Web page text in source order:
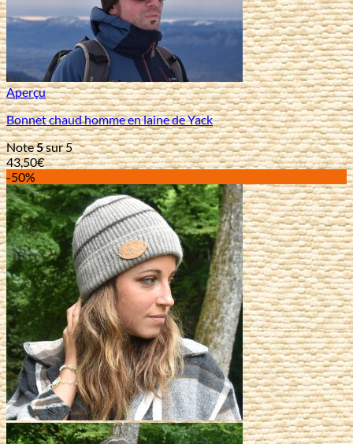
Aperçu
Bonnet chaud homme en laine de Yack
Note5sur 5
43,50€
-50%